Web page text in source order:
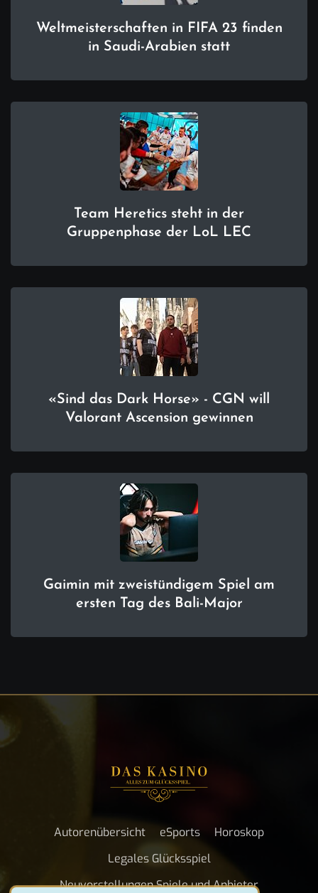
Weltmeisterschaften in FIFA 23 finden
in Saudi-Arabien statt
Team Heretics steht in der
Gruppenphase der LoL LEC
«Sind das Dark Horse» - CGN will
Valorant Ascension gewinnen
Gaimin mit zweistündigem Spiel am
ersten Tag des Bali-Major
Autorenübersicht eSports
Horoskop
Legales Glücksspiel
Neuvorstellungen Spiele und Anbieter